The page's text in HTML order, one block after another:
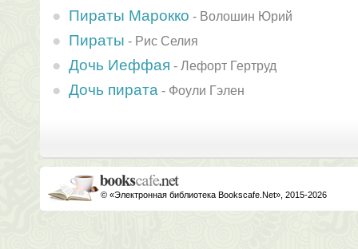
Пираты Марокко - Волошин Юрий
Пираты - Рис Селия
Дочь Иеффая - Лефорт Гертруд
Дочь пирата - Фоули Гэлен
© «Электронная библиотека Bookscafe.Net», 2015-2026